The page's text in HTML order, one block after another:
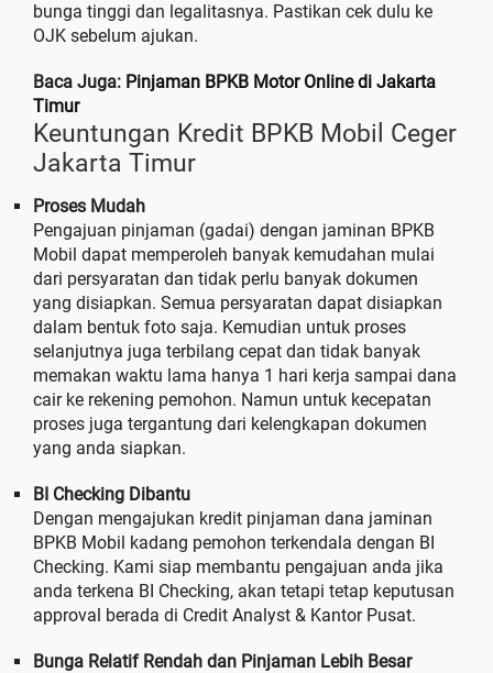
bunga tinggi dan legalitasnya. Pastikan cek dulu ke
OJK sebelum ajukan.
Baca Juga: Pinjaman BPKB Motor Online di Jakarta
Timur
Keuntungan Kredit BPKB Mobil Ceger
Jakarta Timur
Proses Mudah
Pengajuan pinjaman (gadai) dengan jaminan BPKB
Mobil dapat memperoleh banyak kemudahan mulai
dari persyaratan dan tidak perlu banyak dokumen
yang disiapkan. Semua persyaratan dapat disiapkan
dalam bentuk foto saja. Kemudian untuk proses
selanjutnya juga terbilang cepat dan tidak banyak
memakan waktu lama hanya 1 hari kerja sampai dana
cair ke rekening pemohon. Namun untuk kecepatan
proses juga tergantung dari kelengkapan dokumen
yang anda siapkan.
BI Checking Dibantu
Dengan mengajukan kredit pinjaman dana jaminan
BPKB Mobil kadang pemohon terkendala dengan BI
Checking. Kami siap membantu pengajuan anda jika
anda terkena BI Checking, akan tetapi tetap keputusan
approval berada di Credit Analyst & Kantor Pusat.
Bunga Relatif Rendah dan Pinjaman Lebih Besar